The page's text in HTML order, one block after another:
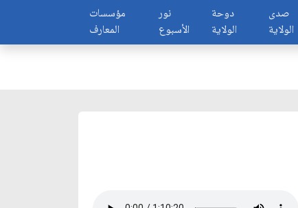
مؤسسات
المعارف
نور
الأسبوع
دوحة
الولاية
صدى
الولاية